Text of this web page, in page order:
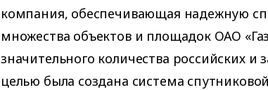
компания, обеспечивающая надежную
множества объектов и площадок ОАО
значительного количества российских и
целью была создана система